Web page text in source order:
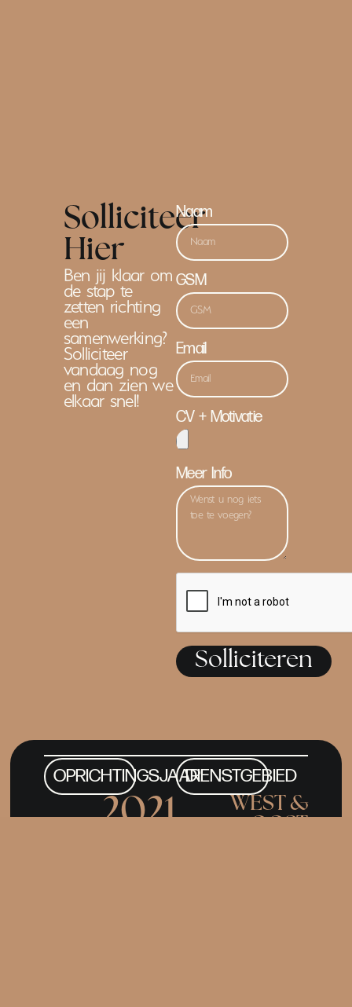
Solliciteer
Hier
Ben jij klaar om
de stap te
zetten richting
een
samenwerking?
Solliciteer
vandaag nog
en dan zien we
elkaar snel!
Naam
GSM
Email
CV + Motivatie
Meer Info
Solliciteren
OPRICHTINGSJAAR
2021
DIENSTGEBIED
WEST &